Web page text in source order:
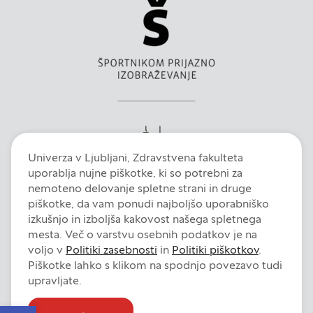
IntranetE-pošta
Nastavitve piškotkov
Univerza v Ljubljani, Zdravstvena fakulteta
uporablja nujne piškotke, ki so potrebni za
nemoteno delovanje spletne strani in druge
piškotke, da vam ponudi najboljšo uporabniško
izkušnjo in izboljša kakovost našega spletnega
mesta. Več o varstvu osebnih podatkov je na
voljo v Politiki zasebnosti in Politiki piškotkov.
Piškotke lahko s klikom na spodnjo povezavo tudi
upravljate.
Partnerska oglaševalska podjetja jih lahko
uporabljajo za izdelavo profila vaših interesov, ki ga
nato uporabijo za prikazovanje ustreznih oglasov
na drugih spletnih mestih. Pri delu uporabljajo
edinstveno prepoznavanje vašega brskalnika in
oglaševanja.
Zavrni vse
Potrdi moje izbire